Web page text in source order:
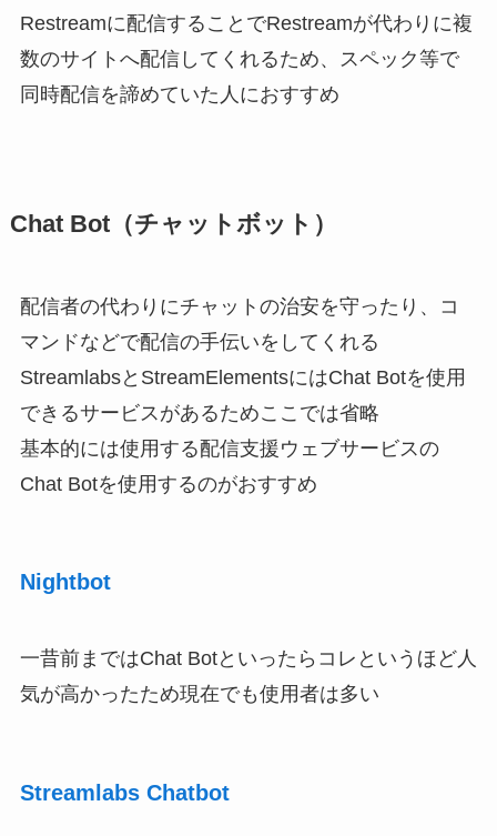
Restreamに配信することでRestreamが代わりに複
数のサイトへ配信してくれるため、スペック等で
同時配信を諦めていた人におすすめ
Chat Bot（チャットボット）
配信者の代わりにチャットの治安を守ったり、コ
マンドなどで配信の手伝いをしてくれる
StreamlabsとStreamElementsにはChat Botを使用
できるサービスがあるためここでは省略
基本的には使用する配信支援ウェブサービスの
Chat Botを使用するのがおすすめ
Nightbot
一昔前まではChat Botといったらコレというほど人
気が高かったため現在でも使用者は多い
Streamlabs Chatbot